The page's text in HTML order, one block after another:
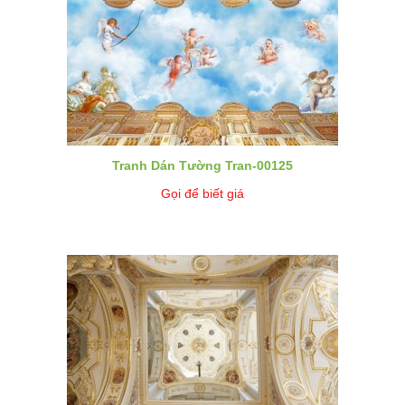
Tranh Dán Tường Tran-00125
Gọi để biết giá